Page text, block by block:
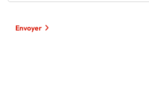
Envoyer